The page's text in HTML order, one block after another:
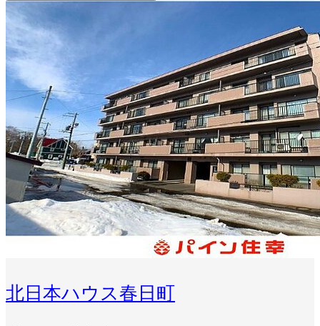
北日本ハウス春日町